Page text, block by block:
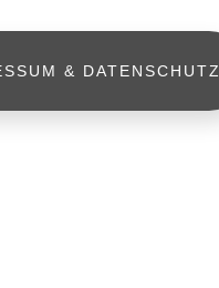
& DATENSCHUTZ